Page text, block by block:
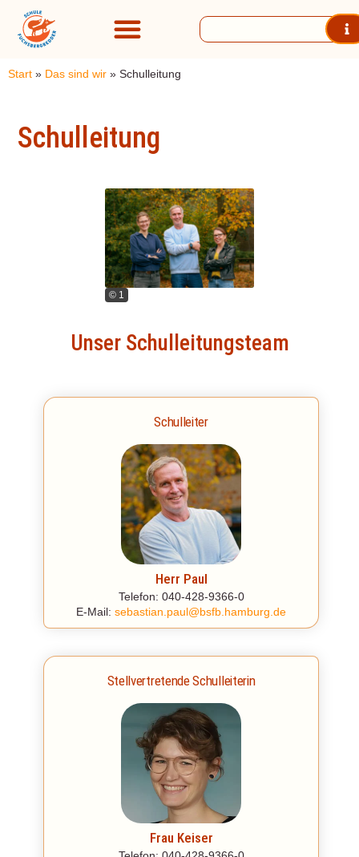
Start » Das sind wir » Schulleitung
Schulleitung
© 1
Unser Schulleitungsteam
Schulleiter
© 1
Herr Paul
Telefon: 040-428-9366-0
E-Mail: sebastian.paul@bsfb.hamburg.de
Stellvertretende Schulleiterin
Frau Keiser